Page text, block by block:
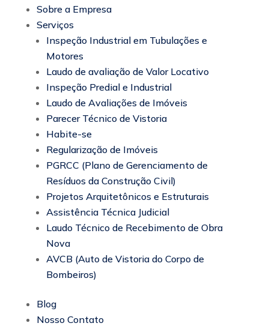
Sobre a Empresa
Serviços
Inspeção Industrial em Tubulações e
Motores
Laudo de avaliação de Valor Locativo
Inspeção Predial e Industrial
Laudo de Avaliações de Imóveis
Parecer Técnico de Vistoria
Habite-se
Regularização de Imóveis
PGRCC (Plano de Gerenciamento de
Resíduos da Construção Civil)
Projetos Arquitetônicos e Estruturais
Assistência Técnica Judicial
Laudo Técnico de Recebimento de Obra
Nova
AVCB (Auto de Vistoria do Corpo de
Bombeiros)
Blog
Nosso Contato